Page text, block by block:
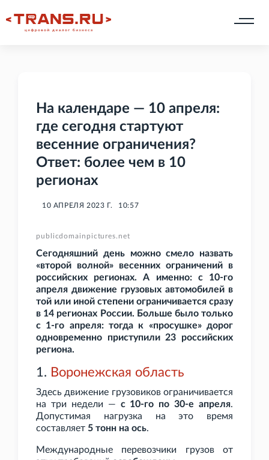
На календаре — 10 апреля:
где сегодня стартуют
весенние ограничения?
Ответ: более чем в 10
регионах
10 АПРЕЛЯ 2023 Г. 10:57
publicdomainpictures.net
Сегодняшний день можно смело назвать
«второй волной» весенних ограничений в
российских регионах. А именно: с 10-го
апреля движение грузовых автомобилей в
той или иной степени ограничивается сразу
в 14 регионах России. Больше было только
с 1-го апреля: тогда к «просушке» дорог
одновременно приступили 23 российских
региона.
1. Воронежская область
Здесь движение грузовиков ограничивается
на три недели — с 10-го по 30-е апреля.
Допустимая нагрузка на это время
составляет 5 тонн на ось.
Международные перевозчики грузов от